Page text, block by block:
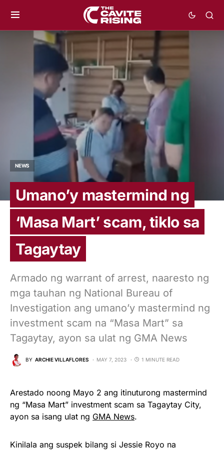
NEWS
Umano’y mastermind ng
‘Masa Mart’ scam, tiklo sa
Tagaytay
Armado ng warrant of arrest, naaresto ng
mga tauhan ng National Bureau of
Investigation ang umano’y mastermind ng
investment scam na “Masa Mart” sa
Tagaytay, ayon sa ulat ng GMA News
BY ARCHIE VILLAFLORES MAY 7, 2023 1 MINUTE READ
Arestado noong Mayo 2 ang itinuturong mastermind
ng “Masa Mart” investment scam sa Tagaytay City,
ayon sa isang ulat ng GMA News.
Kinilala ang suspek bilang si Jessie Royo na